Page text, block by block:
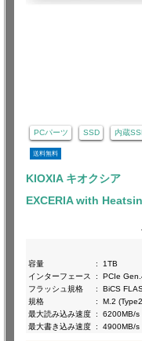
PCパーツ SSD 内蔵
送料無料
KIOXIA キオクシア
EXCERIA with
容量
:
1TB
インターフェース
:
PCIe
フラッシュ規格
:
BiCS
規格
:
M.2
最大読み込み速度 :
6200MB/s
最大書き込み速度 : 4900MB/s